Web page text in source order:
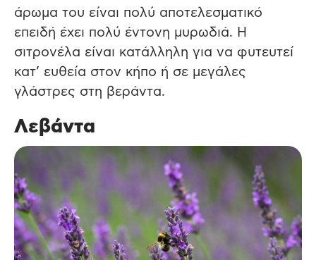
άρωμα του είναι πολύ αποτελεσματικό
επειδή έχει πολύ έντονη μυρωδιά. Η
σιτρονέλα είναι κατάλληλη για να φυτευτεί
κατ’ ευθεία στον κήπο ή σε μεγάλες
γλάστρες στη βεράντα.
Λεβάντα